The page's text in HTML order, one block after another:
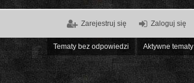
Zaloguj się
Zarejestruj się
Tematy bez odpowiedzi Aktywne tematy